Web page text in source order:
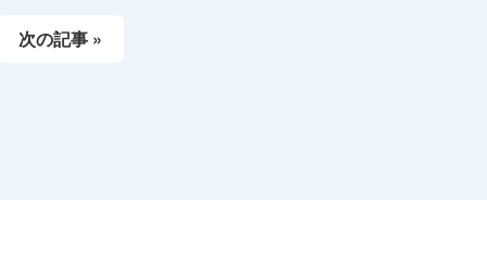
次の記事 »